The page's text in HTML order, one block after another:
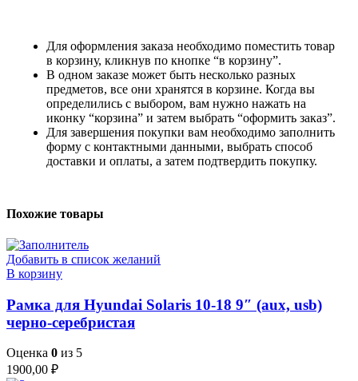
Для оформления заказа необходимо поместить товар
в корзину, кликнув по кнопке “в корзину”.
В одном заказе может быть несколько разных
предметов, все они хранятся в корзине. Когда вы
определились с выбором, вам нужно нажать на
иконку “корзина” и затем выбрать “оформить заказ”.
Для завершения покупки вам необходимо заполнить
форму с контактными данными, выбрать способ
доставки и оплаты, а затем подтвердить покупку.
Похожие товары
Добавить в список желаний
В корзину
Рамка для Hyundai Solaris 10-18 9″ (aux, usb)
черно-серебристая
Оценка 0 из 5
1900,00 ₽